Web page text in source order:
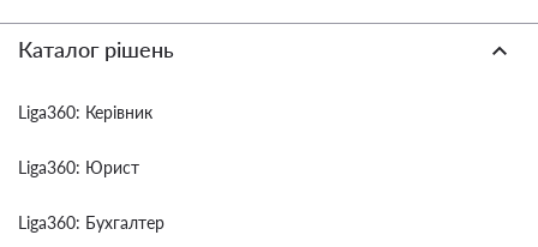
Каталог рішень
Liga360: Керівник
Liga360: Юрист
Liga360: Бухгалтер